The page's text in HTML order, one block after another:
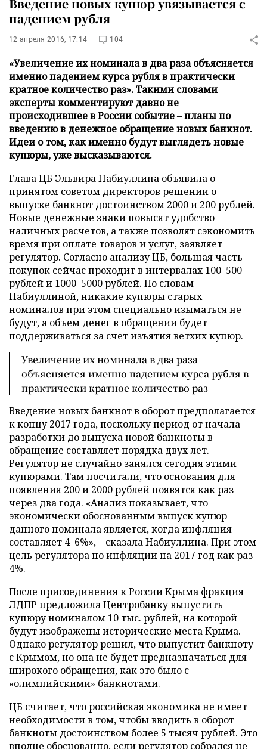
Введение новых купюр увязывается с
падением рубля
12 апреля 2016, 17:14 104
«Увеличение их номинала в два раза объясняется
именно падением курса рубля в практически
кратное количество раз». Такими словами
эксперты комментируют давно не
происходившее в России событие – планы по
введению в денежное обращение новых банкнот.
Идеи о том, как именно будут выглядеть новые
купюры, уже высказываются.
Глава ЦБ Эльвира Набиуллина объявила о
принятом советом директоров решении о
выпуске банкнот достоинством 2000 и 200 рублей.
Новые денежные знаки повысят удобство
наличных расчетов, а также позволят сэкономить
время при оплате товаров и услуг, заявляет
регулятор. Согласно анализу ЦБ, большая часть
покупок сейчас проходит в интервалах 100–500
рублей и 1000–5000 рублей. По словам
Набиуллиной, никакие купюры старых
номиналов при этом специально изыматься не
будут, а объем денег в обращении будет
поддерживаться за счет изъятия ветхих купюр.
Увеличение их номинала в два раза
объясняется именно падением курса рубля в
практически кратное количество раз
Введение новых банкнот в оборот предполагается
к концу 2017 года, поскольку период от начала
разработки до выпуска новой банкноты в
обращение составляет порядка двух лет.
Регулятор не случайно занялся сегодня этими
купюрами. Там посчитали, что основания для
появления 200 и 2000 рублей появятся как раз
через два года. «Анализ показывает, что
экономически обоснованным выпуск купюр
данного номинала является, когда инфляция
составляет 4–6%», – сказала Набиуллина. При этом
цель регулятора по инфляции на 2017 год как раз
4%.
После присоединения к России Крыма фракция
ЛДПР предложила Центробанку выпустить
купюру номиналом 10 тыс. рублей, на которой
будут изображены исторические места Крыма.
Однако регулятор решил, что выпустит банкноту
с Крымом, но она не будет предназначаться для
широкого обращения, как это было с
«олимпийскими» банкнотами.
ЦБ считает, что российская экономика не имеет
необходимости в том, чтобы вводить в оборот
банкноты достоинством более 5 тысяч рублей. Это
вполне обоснованно, если регулятор собрался не